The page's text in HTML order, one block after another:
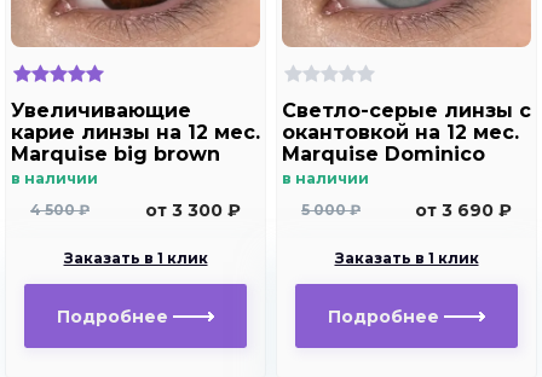
Увеличивающие
карие линзы на 12 мес.
Marquise big brown
в наличии
4 500 ₽
от 3 300 ₽
Заказать в 1 клик
Подробнее
Светло-серые линзы c
окантовкой на 12 мес.
Marquise Dominico
gray
в наличии
5 000 ₽
от 3 690 ₽
Заказать в 1 клик
Подробнее